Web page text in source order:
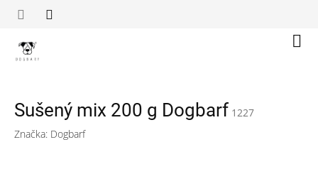
Sušený mix 200 g Dogbarf 1227
Značka: Dogbarf